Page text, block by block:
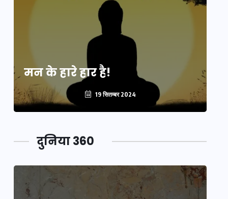
मन के हारे हार है!
19 सितम्बर 2024
दुनिया 360